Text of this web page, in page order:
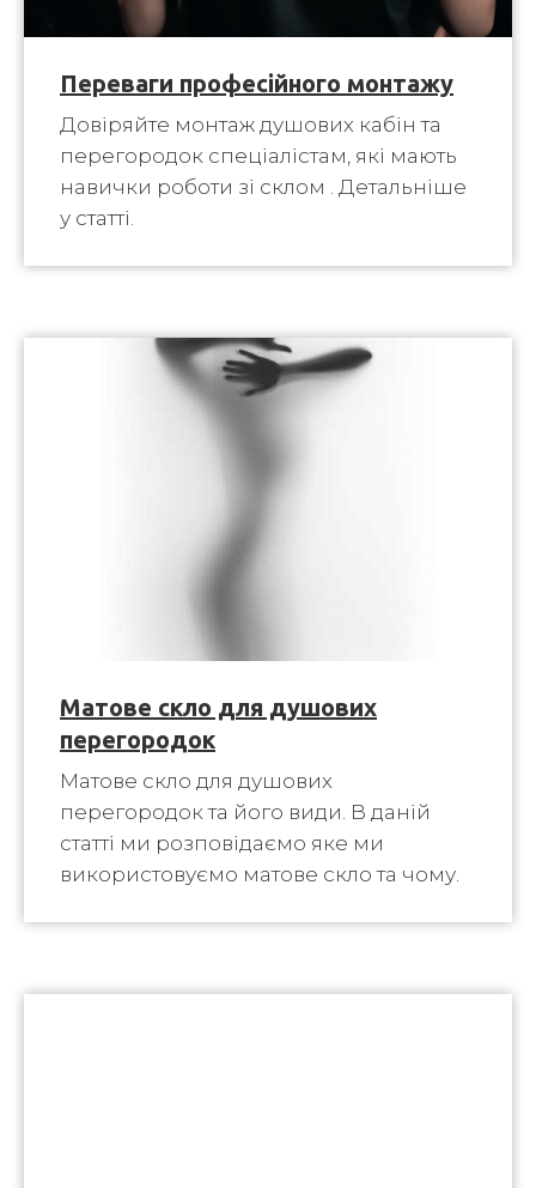
Переваги професійного монтажу
Довіряйте монтаж душових кабін та
перегородок спеціалістам, які мають
навички роботи зі склом . Детальніше
у статті.
Матове скло для душових
перегородок
Матове скло для душових
перегородок та його види. В даній
статті ми розповідаємо яке ми
використовуємо матове скло та чому.